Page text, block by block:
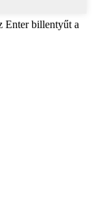
Enter billentyűt a